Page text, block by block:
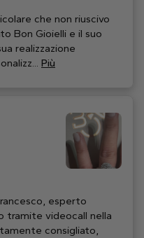
che non riuscivo
Bon Gioielli e il suo
realizzazione
Più
esperto
tramite videocall nella
consigliato,